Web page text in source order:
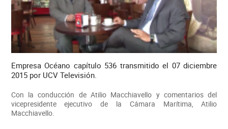
Empresa Océano capítulo 536 transmitido el 07 diciembre
2015 por UCV Televisión.
Con la conducción de Atilio Macchiavello y comentarios del
vicepresidente ejecutivo de la Cámara Marítima, Atilio
Macchiavello.